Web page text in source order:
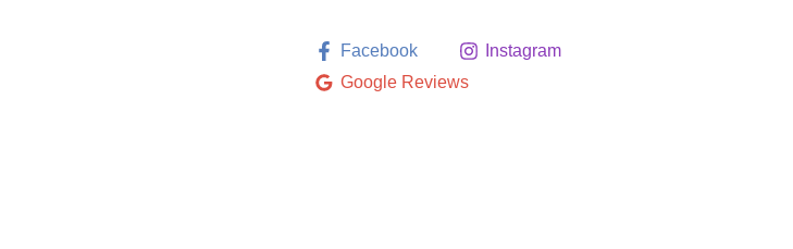
Facebook
Instagram
Google Reviews